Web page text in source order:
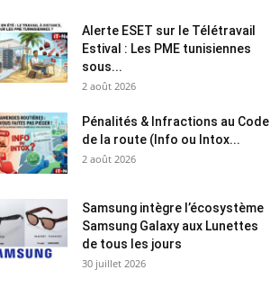
Alerte ESET sur le Télétravail
Estival : Les PME tunisiennes
sous...
2 août 2026
Pénalités & Infractions au Code
de la route (Info ou Intox...
2 août 2026
Samsung intègre l’écosystème
Samsung Galaxy aux Lunettes
de tous les jours
30 juillet 2026